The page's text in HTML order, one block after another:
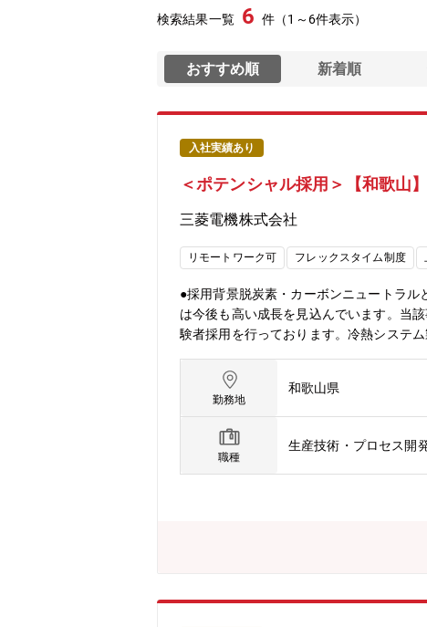
検索結果一覧 6 件（1～6件表示）
おすすめ順 新着順
入社実績あり
＜ポテンシャル採用＞【和歌山
三菱電機株式会社
リモートワーク可 フレックスタイム制度
●採用背景脱炭素・カーボンニュートラ
は今後も高い成長を見込んでいます。当
験者採用を行っております。冷熱システ
空調冷熱機器の製品組立および部品加工
産に関わる製造企画スタッフとして、ト
から改善提案・実行いただきながら、将
だきます。●使用言語、環境、ツール、
グラムを組むことはほとんどありません
ただけます。●組織のミッション・製造
連取引先を含めた改善推進による工場機
でき、自身の提案の改善効果を肌で感じ
勤務地
和歌山県
職種
生産技術・プロセス開